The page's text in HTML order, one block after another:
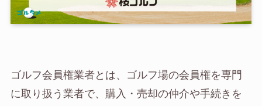
ゴルフ会員権業者とは、ゴルフ場の会員権を専門
に取り扱う業者で、購入・売却の仲介や手続きを